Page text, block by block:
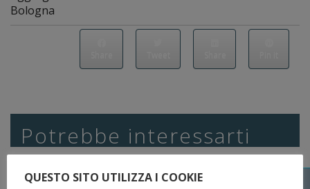
Bologna
Potrebbe interessarti
QUESTO SITO UTILIZZA I COOKIE